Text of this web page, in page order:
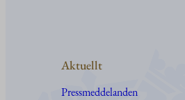
Aktuellt
Pressmeddelanden